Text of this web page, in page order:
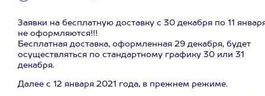
Заявки на бесплатную доставку с 30 декабря по 11
не оформляются!!!
Бесплатная доставка, оформленная 29 декабря, будет
осуществляться по стандартному графику 30 или 31
декабря.
Далее с 12 января 2021 года, в прежнем режиме.